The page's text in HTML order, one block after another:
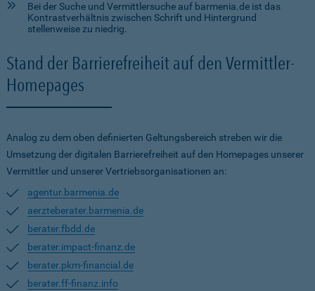
Bei der Suche und Vermittlersuche auf barmenia.de ist das
Kontrastverhältnis zwischen Schrift und Hintergrund
stellenweise zu niedrig.
Stand der Barrierefreiheit auf den Vermittler-
Homepages
Analog zu dem oben definierten Geltungsbereich streben wir die
Umsetzung der digitalen Barrierefreiheit auf den Homepages unserer
Vermittler und unserer Vertriebsorganisationen an:
agentur.barmenia.de
aerzteberater.barmenia.de
berater.fbdd.de
berater.impact-finanz.de
berater.pkm-financial.de
berater.ff-finanz.info